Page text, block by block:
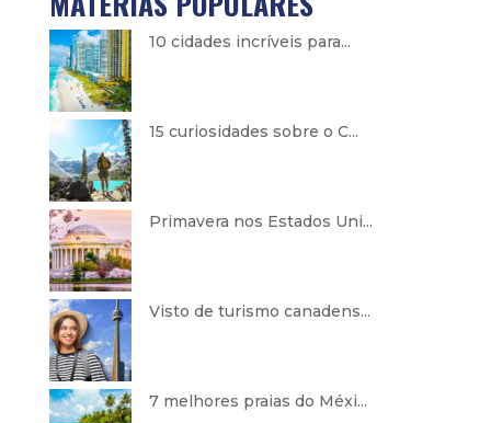
10 cidades incríveis para...
15 curiosidades sobre o C...
Primavera nos Estados Uni...
Visto de turismo canadens...
7 melhores praias do Méxi...